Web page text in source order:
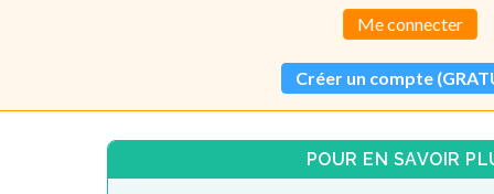
Me connecter
Créer un compte
POUR EN SAVOIR